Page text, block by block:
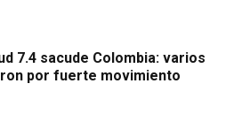
7.4 sacude Colombia: varios
por fuerte movimiento